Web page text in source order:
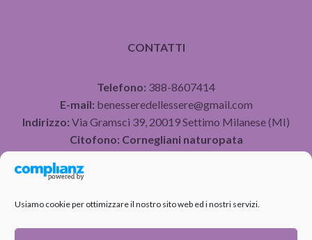
Usiamo cookie per ottimizzare il nostro sito web ed i nostri servizi.
CONTATTI
Telefono: 388-8607414
E-mail: benesseredellessere@gmail.com
Indirizzo: Via Gramsci 39, 20019 Settimo Milanese (MI)
Citofono: Cornegliani naturopata
COOKIE POLICY